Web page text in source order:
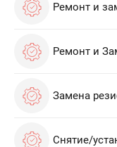
Ремонт и
Ремонт и
Замена
Снятие/